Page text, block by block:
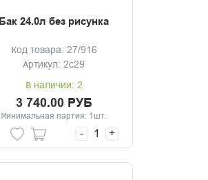
Бак 24.0л без рисунка
Код товара: 27/916
Артикул: 2с29
В наличии: 2
3 740.00 РУБ
Минимальная партия: 1шт.
- +